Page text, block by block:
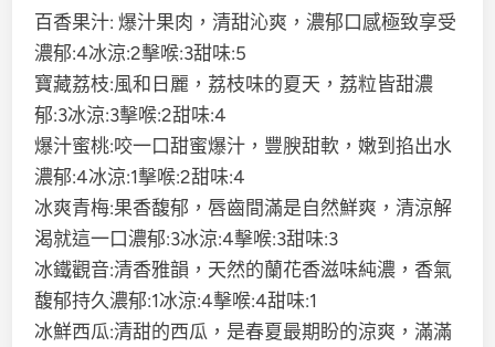
百香果汁: 爆汁果肉，清甜沁爽，濃郁口感極致享受
濃郁:4冰涼:2擊喉:3甜味:5
寶藏荔枝:風和日麗，荔枝味的夏天，荔粒皆甜濃
郁:3冰涼:3擊喉:2甜味:4
爆汁蜜桃:咬一口甜蜜爆汁，豐腴甜軟，嫩到掐出水
濃郁:4冰涼:1擊喉:2甜味:4
冰爽青梅:果香馥郁，唇齒間滿是自然鮮爽，清涼解
渴就這一口濃郁:3冰涼:4擊喉:3甜味:3
冰鐵觀音:清香雅韻，天然的蘭花香滋味純濃，香氣
馥郁持久濃郁:1冰涼:4擊喉:4甜味:1
冰鮮西瓜:清甜的西瓜，是春夏最期盼的涼爽，滿滿